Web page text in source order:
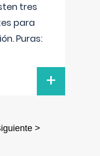
tres
para
Puras:
+
>